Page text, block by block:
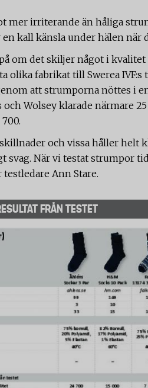
mer irriterande än håliga
kall känsla under hälen när
om det skiljer något i
olika fabrikat till Swerea
att strumporna nöttes i
Wolsey klarade närmare
och vissa håller helt
svag. När vi testat strumpor
testledare Ann Stare.
FRÅN TESTET